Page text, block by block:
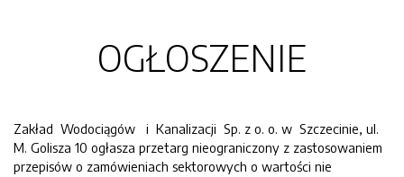
OGŁOSZENIE
Zakład Wodociągów i Kanalizacji Sp. z o. o. w Szczecinie, ul.
M. Golisza 10 ogłasza przetarg nieograniczony z zastosowaniem
przepisów o zamówieniach sektorowych o wartości nie